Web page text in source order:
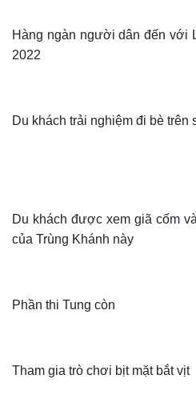
Hàng ngàn người dân đến với
2022
Du khách trải nghiệm đi bè trên
Du khách được xem giã cốm
của Trùng Khánh này
Phần thi Tung còn
Tham gia trò chơi bịt mặt bắt vịt